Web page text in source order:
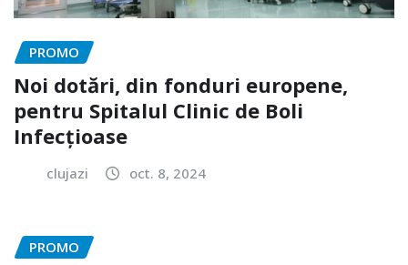
PROMO
Noi dotări, din fonduri europene,
pentru Spitalul Clinic de Boli
Infecțioase
clujazi oct. 8, 2024
PROMO